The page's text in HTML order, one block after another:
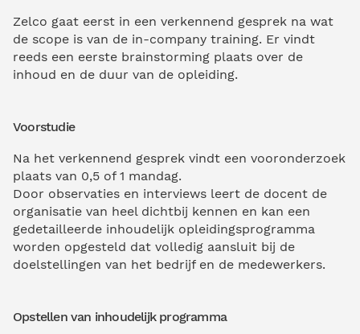
Zelco gaat eerst in een verkennend gesprek na wat
de scope is van de in-company training. Er vindt
reeds een eerste brainstorming plaats over de
inhoud en de duur van de opleiding.
Voorstudie
Na het verkennend gesprek vindt een vooronderzoek
plaats van 0,5 of 1 mandag.
Door observaties en interviews leert de docent de
organisatie van heel dichtbij kennen en kan een
gedetailleerde inhoudelijk opleidingsprogramma
worden opgesteld dat volledig aansluit bij de
doelstellingen van het bedrijf en de medewerkers.
Opstellen van inhoudelijk programma